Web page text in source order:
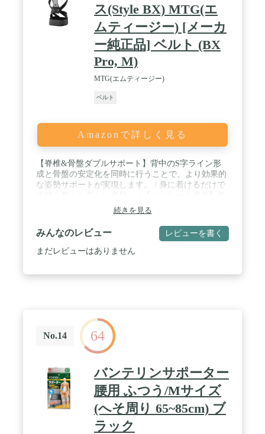
（身長120〜155cm,体重25〜45kg）、Mサイズ（身
長150〜170cm,体重45〜60kg）、Lサイズ（身長
160〜180cm,体重60〜75kg）、XLサイズ（身長
170〜190cm,体重75〜95kg）カラー：ブラック ※お
子様はSサイズがおすすめです。
ス(Style BX) MTG(エ
ムティージー) [メーカ
ー純正品] ベルト (BX
Pro, M)
MTG(エムティージー)
ベルト
Amazonで詳しく見る
【脊椎&骨盤ダブルサポート】背中のS字ライン形
成と骨盤の安定化を同時に行うことで、より効果的
な姿勢サポートが実現します。 / 身に着けるだけで
椎と骨盤を別々にサポートすることで、腹部のスト
レスから解放。動きやすさや着用時のズレ防止にも
つながります。 / 背中と腰をダブルで整える、本格
的なサポート。 / 部門名: ユニセックス大人 / 【背面
メッシュの快適な着用感】通異性を確保しつつ、面
続きを見る
みんなのレビュー レビューを書く
まだレビューはありません
No.14 64
バンテリンサポーター
腰用 ふつう/Mサイズ
(へそ周り 65~85cm) ブ
ラック